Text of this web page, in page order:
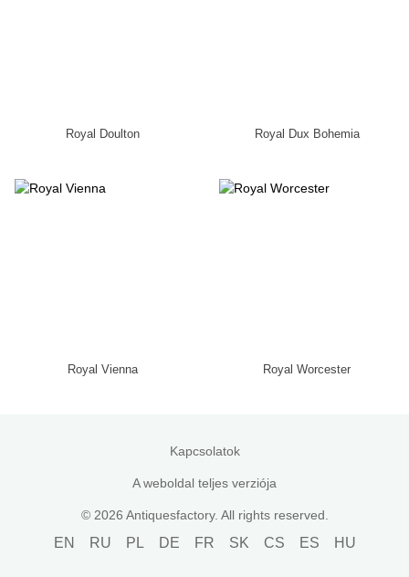
Royal Doulton Royal Dux Bohemia
Royal Vienna Royal Worcester
Kapcsolatok
A weboldal teljes verziója
© 2026 Antiquesfactory. All rights reserved.
EN RU PL DE FR SK CS ES HU